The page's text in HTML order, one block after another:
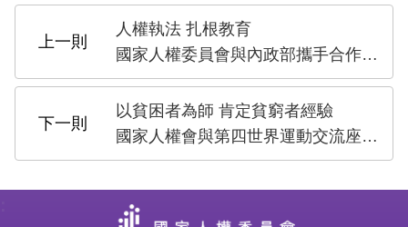
料
人權執法 扎根教育
國家人權委員會與內政部攜手合作促進執法人員人權教育
以貧困者為師 肯定貧窮者經驗
國家人權會與第四世界運動交流座談會